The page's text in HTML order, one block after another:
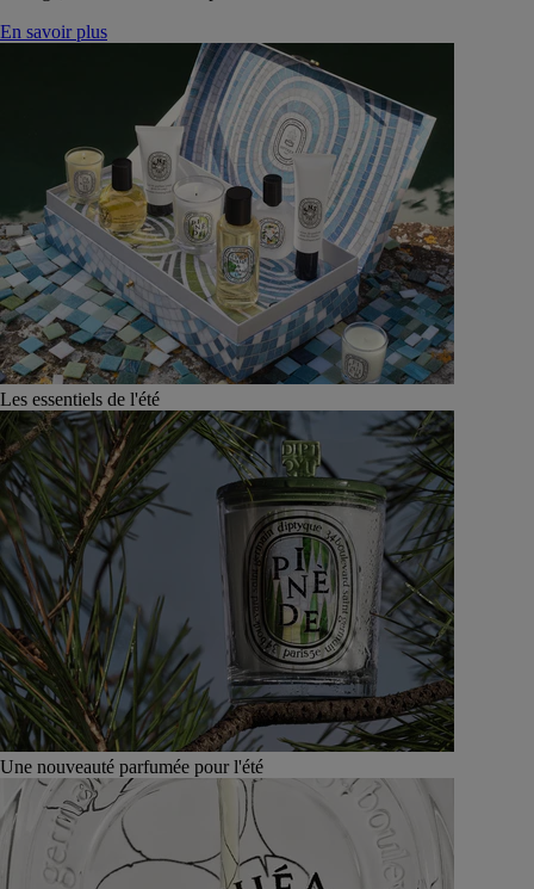
En savoir plus
Les essentiels de l'été
Une nouveauté parfumée pour l'été